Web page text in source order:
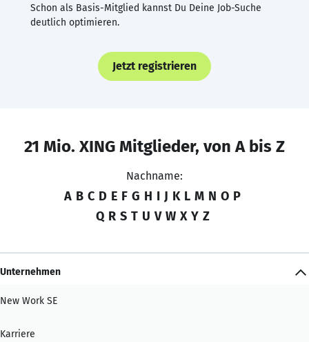
Schon als Basis-Mitglied kannst Du Deine Job-Suche
deutlich optimieren.
Jetzt registrieren
21 Mio. XING Mitglieder, von A bis Z
Nachname:
A B C D E F G H I J K L M N O P
Q R S T U V W X Y Z
Unternehmen
New Work SE
Karriere